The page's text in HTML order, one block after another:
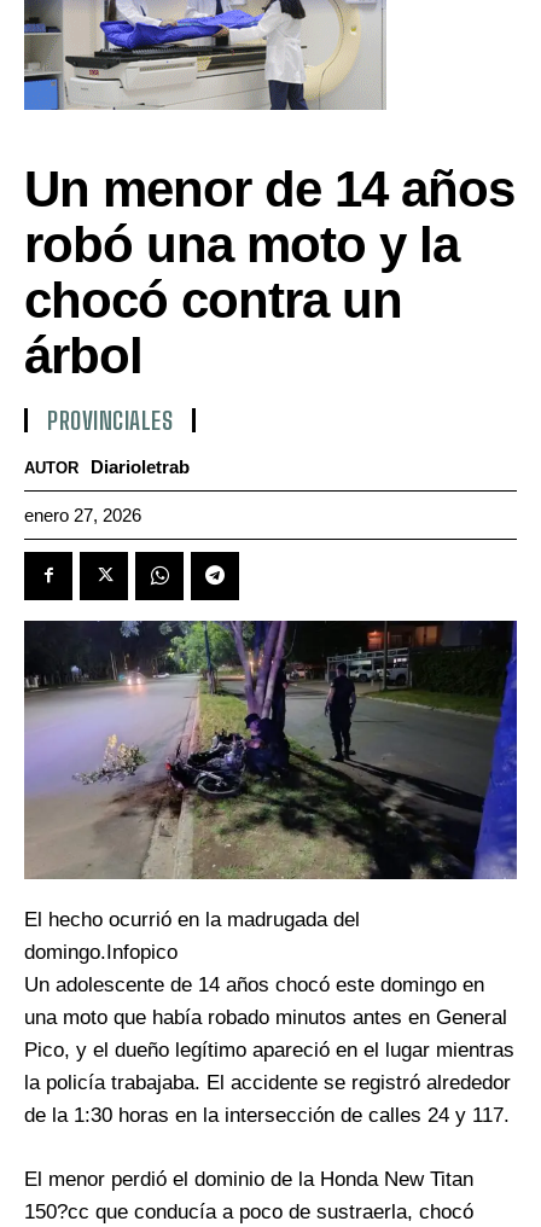
Un menor de 14 años
robó una moto y la
chocó contra un
árbol
PROVINCIALES
AUTOR Diarioletrab
enero 27, 2026
El hecho ocurrió en la madrugada del
domingo.Infopico
Un adolescente de 14 años chocó este domingo en
una moto que había robado minutos antes en General
Pico, y el dueño legítimo apareció en el lugar mientras
la policía trabajaba. El accidente se registró alrededor
de la 1:30 horas en la intersección de calles 24 y 117.
El menor perdió el dominio de la Honda New Titan
150?cc que conducía a poco de sustraerla, chocó